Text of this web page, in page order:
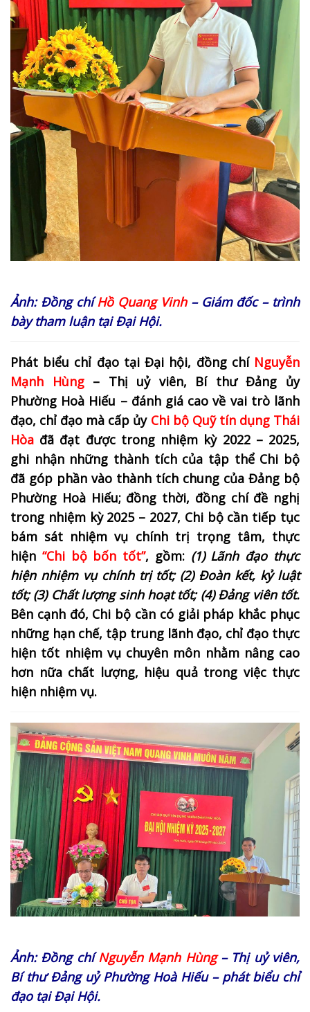
Ảnh: Đồng chíHồ Quang Vinh– Giám đốc – trình
bày tham luận tại Đại Hội.
Phát biểu chỉ đạo tại Đại hội, đồng chí Nguyễn
Mạnh Hùng– Thị uỷ viên, Bí thư Đảng ủy
Phường Hoà Hiếu – đánh giá cao về vai trò lãnh
đạo, chỉ đạo mà cấp ủy Chi bộ Quỹ tín dụng Thái
Hòa đã đạt được trong nhiệm kỳ 2022 – 2025,
ghi nhận những thành tích của tập thể Chi bộ
đã góp phần vào thành tích chung của Đảng bộ
Phường Hoà Hiếu; đồng thời, đồng chí đề nghị
trong nhiệm kỳ 2025 – 2027, Chi bộ cần tiếp tục
bám sát nhiệm vụ chính trị trọng tâm, thực
hiện “Chi bộ bốn tốt”, gồm: (1) Lãnh đạo thực
hiện nhiệm vụ chính trị tốt; (2) Đoàn kết, kỷ luật
tốt; (3) Chất lượng sinh hoạt tốt; (4) Đảng viên tốt.
Bên cạnh đó, Chi bộ cần có giải pháp khắc phục
những hạn chế, tập trung lãnh đạo, chỉ đạo thực
hiện tốt nhiệm vụ chuyên môn nhằm nâng cao
hơn nữa chất lượng, hiệu quả trong việc thực
hiện nhiệm vụ.
Ảnh: Đồng chíNguyễn Mạnh Hùng– Thị uỷ viên,
Bí thư Đảng uỷ Phường Hoà Hiếu – phát biểu chỉ
đạo tại Đại Hội.